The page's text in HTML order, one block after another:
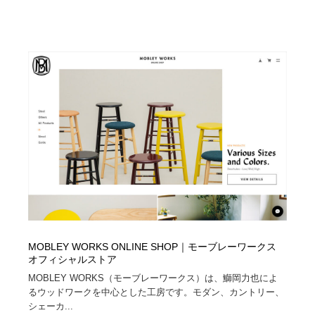
MOBLEY WORKS ONLINE SHOP｜モーブレーワークス
オフィシャルストア
MOBLEY WORKS（モーブレーワークス）は、鰤岡力也によ
るウッドワークを中心とした工房です。モダン、カントリー、
シェーカ...